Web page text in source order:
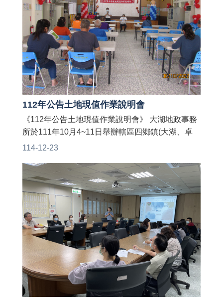
112年公告土地現值作業說明會
114-12-23
《112年公告土地現值作業說明會》 大湖地政事務
所於111年10月4~11日舉辦轄區四鄉鎮(大湖、卓
蘭、獅潭、泰安) 由苗栗縣政府地政處、財政處、
互交流以確實掌握地價波動情形， 期使達到地價訂
定更為合理，並藉此機會向民眾宣導最新不動產相
關法令。